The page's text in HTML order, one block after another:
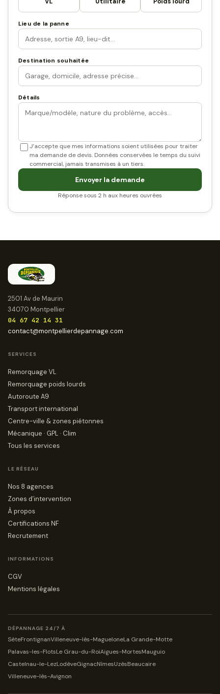
Lieu de la panne
Destination souhaitée
Détails
J’accepte que mes informations soient utilisées pour traiter
ma demande de devis. Données conservées le temps du suivi
commercial, jamais transmises à un tiers.
Envoyer la demande
Réponse sous 2 h aux heures ouvrées
2501 Av de Maurin
34070 Montpellier
04 67 42 14 31
contact@montpellierdepannage.com
SERVICES
Remorquage VL
Remorquage poids lourds
Autoroute A9
Transport international
Centre-ville & zones piétonnes
Mécanique · GPL · Clim
Tous les services
LE RÉSEAU
Nos 8 agences
Zones d’intervention
À propos
Certifications NF
Recrutement
INFORMATIONS
CGV
Mentions légales
DÉPANNAGE 24/7 À
SèteFrontignanVilleneuve-lès-MagueloneLa Grande-Motte
Palavas-les-FlotsLe Grau-du-RoiAigues-MortesMauguio
Castelnau-le-LezLodèveGignacNîmesUzèsBeaucaire
Villeneuve-lès-Avignon